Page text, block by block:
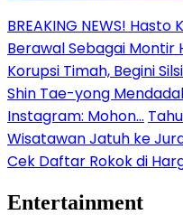
BREAKING NEWS!
Berawal Sebagai Montir
Korupsi Timah, Begini
Shin Tae-yong
Instagram: Mohon…
Wisatawan Jatuh ke
Cek Daftar Rokok di
Entertainment